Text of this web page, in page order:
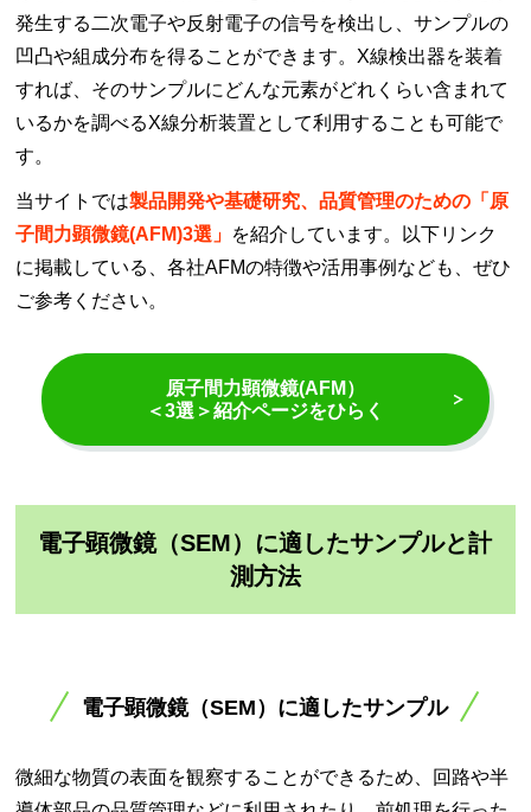
発生する二次電子や反射電子の信号を検出し、サンプルの
凹凸や組成分布を得ることができます。X線検出器を装着
すれば、そのサンプルにどんな元素がどれくらい含まれて
いるかを調べるX線分析装置として利用することも可能で
す。
当サイトでは製品開発や基礎研究、品質管理のための「原
子間力顕微鏡(AFM)3選」 を紹介しています。以下リンク
に掲載している、各社AFMの特徴や活用事例なども、ぜひ
ご参考ください。
原子間力顕微鏡(AFM）
＜3選＞紹介ページをひらく
電子顕微鏡（SEM）に適したサンプルと計
測方法
電子顕微鏡（SEM）に適したサンプル
微細な物質の表面を観察することができるため、回路や半